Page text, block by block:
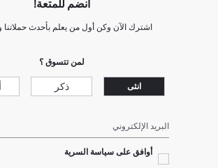
انضم للمتعة!
اشترك الآن وكن أول من يعلم بأحدث حملاتنا
لمن تتسوق ؟
انثى ذكر
البريد الإلكتروني
أوافق على سياسة السرية